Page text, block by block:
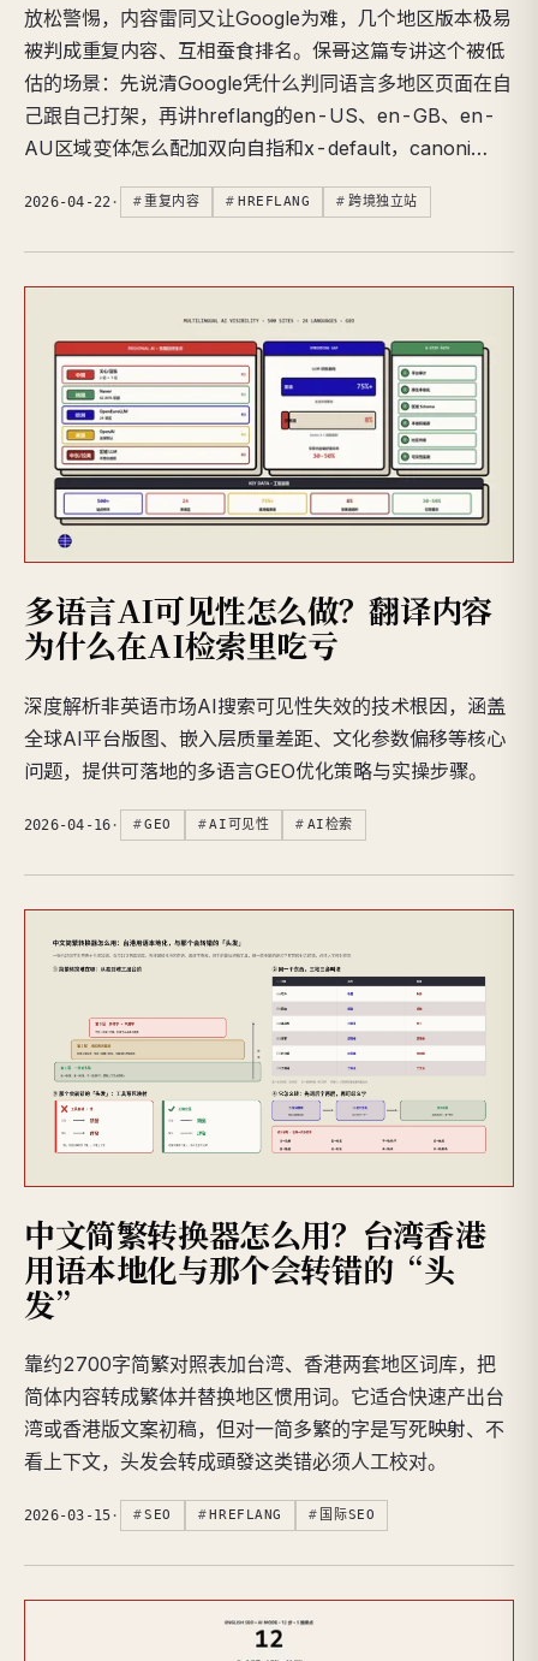
放松警惕，内容雷同又让Google为难，几个地区版本极易
被判成重复内容、互相蚕食排名。保哥这篇专讲这个被低
估的场景：先说清Google凭什么判同语言多地区页面在自
己跟自己打架，再讲hreflang的en-US、en-GB、en-
AU区域变体怎么配加双向自指和x-default，canoni…
2026-04-22 · 重复内容 HREFLANG 跨境独立站
多语言AI可见性怎么做？翻译内容
为什么在AI检索里吃亏
深度解析非英语市场AI搜索可见性失效的技术根因，涵盖
全球AI平台版图、嵌入层质量差距、文化参数偏移等核心
问题，提供可落地的多语言GEO优化策略与实操步骤。
2026-04-16 · GEO AI可见性 AI检索
中文简繁转换器怎么用？台湾香港
用语本地化与那个会转错的“头
发”
靠约2700字简繁对照表加台湾、香港两套地区词库，把
简体内容转成繁体并替换地区惯用词。它适合快速产出台
湾或香港版文案初稿，但对一简多繁的字是写死映射、不
看上下文，头发会转成頭發这类错必须人工校对。
2026-03-15 · SEO HREFLANG 国际SEO